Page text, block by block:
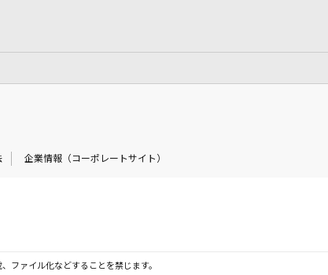
企業情報（コーポレートサイト）
ファイル化などすることを禁じます。